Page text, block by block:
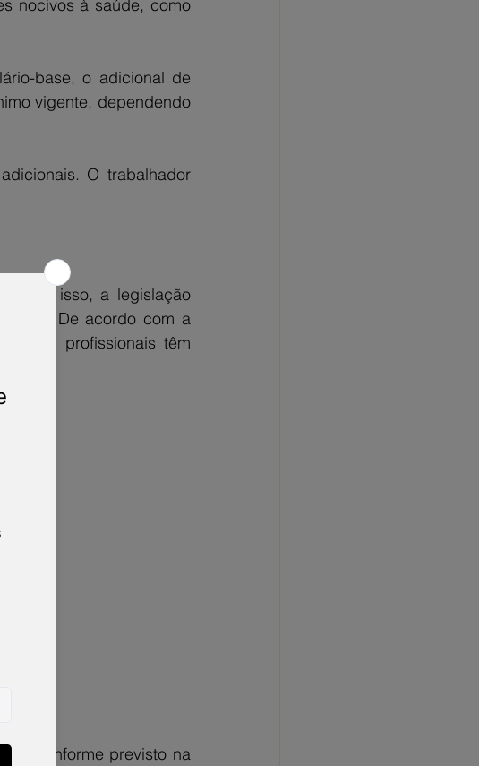
nocivos à saúde, como
base, o adicional de
vigente, dependendo
O trabalhador
por isso, a legislação
De acordo com a
profissionais têm
conforme previsto na